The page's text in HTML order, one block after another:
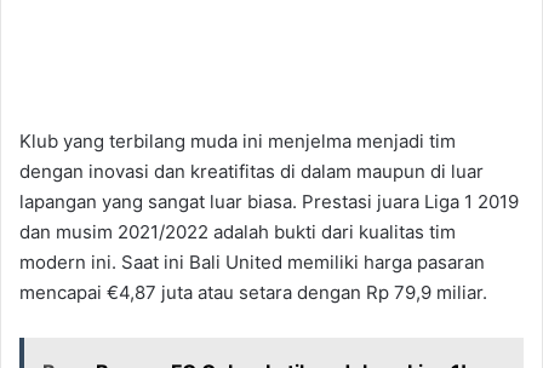
Klub yang terbilang muda ini menjelma menjadi tim
dengan inovasi dan kreatifitas di dalam maupun di luar
lapangan yang sangat luar biasa. Prestasi juara Liga 1 2019
dan musim 2021/2022 adalah bukti dari kualitas tim
modern ini. Saat ini Bali United memiliki harga pasaran
mencapai €4,87 juta atau setara dengan Rp 79,9 miliar.